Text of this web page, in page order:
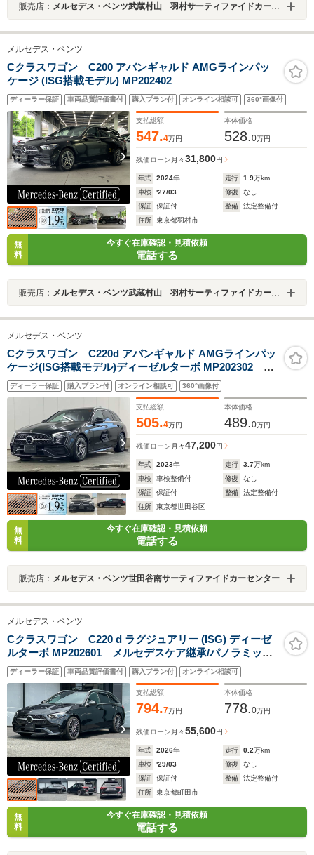
販売店： メルセデス・ベンツ武蔵村山 羽村サーティファイドカーセンター
メルセデス・ベンツ
Cクラスワゴン C200 アバンギャルド AMGラインパッ
ケージ (ISG搭載モデル) MP202402
ディーラー保証 車両品質評価書付 購入プラン付 オンライン相談可 360°画像付
支払総額
547.4万円
本体価格
528.0万円
残価ローン 月々31,800円
年式 2024年 走行 1.9万km
車検
'27/03 修復
なし
保証
保証付 整備
法定整備付
住所
東京都羽村市
無
料
今すぐ在庫確認・見積依頼
電話する
販売店： メルセデス・ベンツ武蔵村山 羽村サーティファイドカーセンター
メルセデス・ベンツ
Cクラスワゴン C220d アバンギャルド AMGラインパッ
ケージ(ISG搭載モデル)ディーゼルターボ MP202302
AMGラインパッケージ/パノラミックスライディングルー
フ/レーダーセーフティーパッケージ/360度カメラ/運転
席・助手席シートヒーター/デジタルコックピットディス
プレイ/アンビエントライト/純正ドライブレコーダー
ディーラー保証 購入プラン付 オンライン相談可 360°画像付
支払総額
505.4万円
本体価格
489.0万円
残価ローン 月々47,200円
年式 2023年 走行 3.7万km
車検
車検整備付 修復
なし
保証
保証付 整備
法定整備付
住所
東京都世田谷区
無
料
今すぐ在庫確認・見積依頼
電話する
販売店： メルセデス・ベンツ世田谷南サーティファイドカーセンター
メルセデス・ベンツ
Cクラスワゴン C220 d ラグジュアリー (ISG) ディーゼ
ルターボ MP202601 メルセデスケア継承/パノラミック
スライディングルーフ/本革シート/エアバランスパッケー
ジ/ヘッドアップディスプレイ/シートベンチレーター/ルー
フレール/ETC2.0/360°カメラ/ドライブレコーダー
ディーラー保証 車両品質評価書付 購入プラン付 オンライン相談可
支払総額
794.7万円
本体価格
778.0万円
残価ローン 月々55,600円
年式 2026年 走行 0.2万km
車検
'29/03 修復
なし
保証
保証付 整備
法定整備付
住所
東京都町田市
無
料
今すぐ在庫確認・見積依頼
電話する